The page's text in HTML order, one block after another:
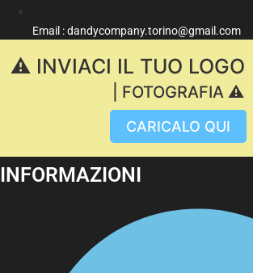
Email : dandycompany.torino@gmail.com
⚠️ INVIACI IL TUO LOGO |
| FOTOGRAFIA ⚠️
CARICALO QUI
INFORMAZIONI